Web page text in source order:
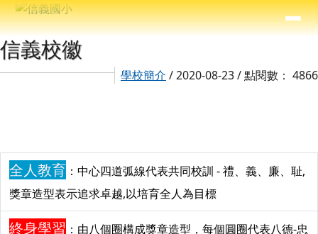
跳至主內容區
信義國小
⏸
導覽列
主內容區域
信義校徽
學校簡介 / 2020-08-23 / 點閱數： 4866
全人教育 ：中心四道弧線代表共同校訓 - 禮、義、廉、耻,
獎章造型表示追求卓越,以培育全人為目標
終身學習 ：由八個圈構成獎章造型，每個圓圈代表八德-忠
頁尾區域